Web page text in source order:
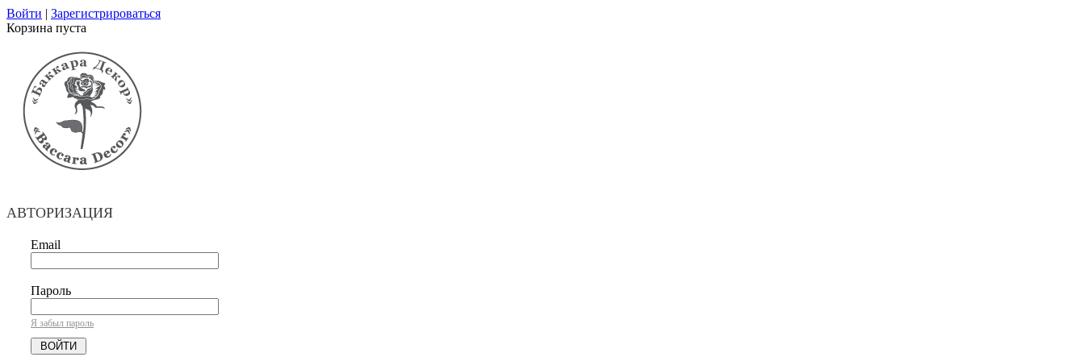
Войти | Зарегистрироваться
Корзина пуста
АВТОРИЗАЦИЯ
Email
Пароль
Я забыл пароль